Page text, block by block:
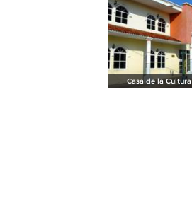
Casa de la Cultura